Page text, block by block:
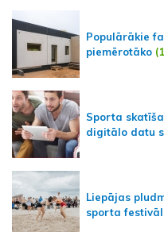
Populārākie
piemērotāko
Sporta
digitālo datu
Liepājas
sporta